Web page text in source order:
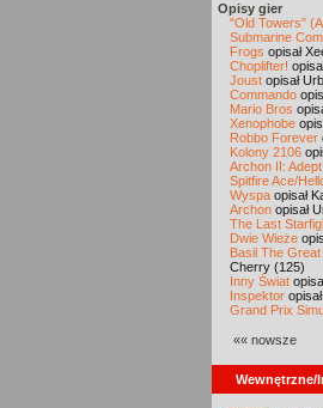
Opisy gier
"Old Towers"
Submarine
Frogs opisał
Choplifter!
Joust opisał
Commando
Mario Bros
Xenophobe
Robbo Forever
Kolony 2106
Archon II: Adept
Spitfire Ace/
Wyspa opisał
Archon opisał
The Last
Dwie Wieże
Basil The
Cherry (125)
Inny Świat
Inspektor
Grand Prix
«« nowsze
Wewnętrzne/